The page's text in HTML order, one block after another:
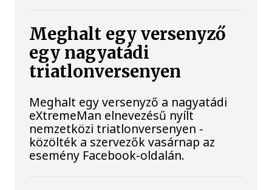
Meghalt egy versenyző
egy nagyatádi
triatlonversenyen
Meghalt egy versenyző a nagyatádi
eXtremeMan elnevezésű nyílt
nemzetközi triatlonversenyen -
közölték a szervezők vasárnap az
esemény Facebook-oldalán.